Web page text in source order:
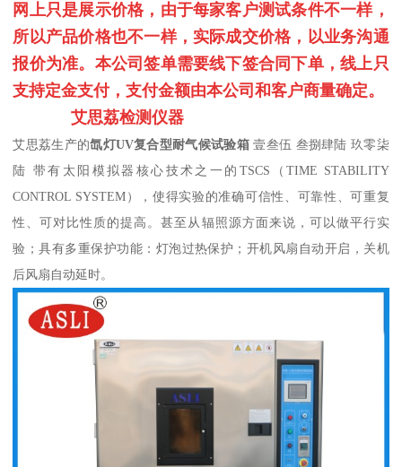
网上只是展示价格，由于每家客户测试条件不一样，
所以产品价格也不一样，实际成交价格，以业务沟通
报价为准。本公司签单需要线下签合同下单，线上只
支持定金支付，支付金额由本公司和客户商量确定。
艾思荔检测仪器
艾思荔生产的氙灯UV复合型耐气候试验箱 壹叁伍 叁捌肆陆 玖零柒
陆
带有太阳模拟器核心技术之一的 TSCS（TIME STABILITY
CONTROL SYSTEM），使得实验的准确可信性、可靠性、可重复
性、可对比性质的提高。甚至从辐照源方面来说，可以做平行实
验；具有多重保护功能：灯泡过热保护；开机风扇自动开启，关机
后风扇自动延时。